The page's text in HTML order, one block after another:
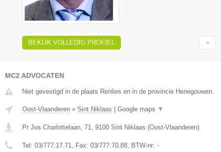
BEKIJK VOLLEDIG PROFIEL
MC2 ADVOCATEN
Niet gevestigd in de plaats Renlies en in de provincie Henegouwen.
Oost-Vlaanderen » Sint Niklaas Google maps ▼
Pr Jos Charlottelaan, 71, 9100 Sint Niklaas (Oost-Vlaanderen)
Tel: 03/777.17.71, Fax: 03/777.70.88, BTW-nr: -